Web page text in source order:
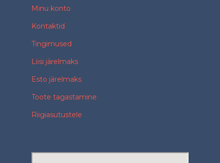
Minu konto
Kontaktid
Tingimused
Liisi järelmaks
Esto järelmaks
Toote tagastamine
Riigiasutustele